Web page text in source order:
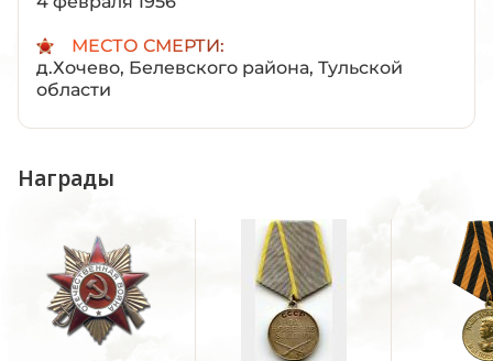
МЕСТО СМЕРТИ:
д.Хочево, Белевского района, Тульской
области
Награды